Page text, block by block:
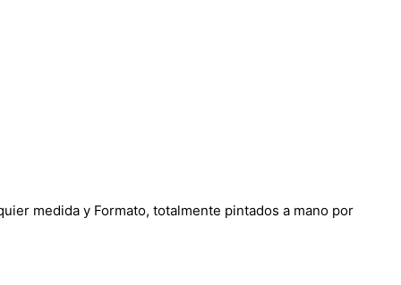
medida y Formato, totalmente pintados a mano por